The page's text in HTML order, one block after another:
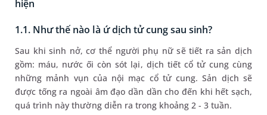
hiện
1.1. Như thế nào là ứ dịch tử cung sau sinh?
Sau khi sinh nở, cơ thể người phụ nữ sẽ tiết ra sản dịch
gồm: máu, nước ối còn sót lại, dịch tiết cổ tử cung cùng
những mảnh vụn của nội mạc cổ tử cung. Sản dịch sẽ
được tống ra ngoài âm đạo dần dần cho đến khi hết sạch,
quá trình này thường diễn ra trong khoảng 2 - 3 tuần.